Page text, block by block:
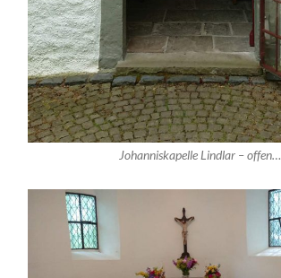
Johanniskapelle Lindlar – offen…